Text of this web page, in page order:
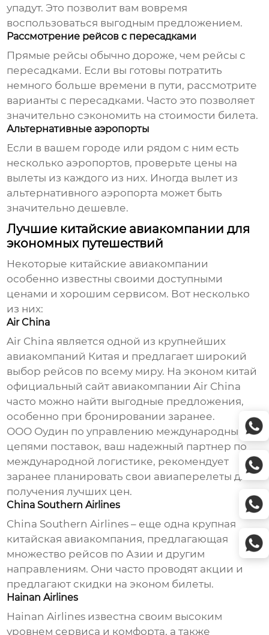
упадут. Это позволит вам вовремя
воспользоваться выгодным предложением.
Рассмотрение рейсов с пересадками
Прямые рейсы обычно дороже, чем рейсы с
пересадками. Если вы готовы потратить
немного больше времени в пути, рассмотрите
варианты с пересадками. Часто это позволяет
значительно сэкономить на стоимости билета.
Альтернативные аэропорты
Если в вашем городе или рядом с ним есть
несколько аэропортов, проверьте цены на
вылеты из каждого из них. Иногда вылет из
альтернативного аэропорта может быть
значительно дешевле.
Лучшие китайские авиакомпании для
экономных путешествий
Некоторые китайские авиакомпании
особенно известны своими доступными
ценами и хорошим сервисом. Вот несколько
из них:
Air China
Air China является одной из крупнейших
авиакомпаний Китая и предлагает широкий
выбор рейсов по всему миру. Наэконом китай
официальный сайт авиакомпании Air China
часто можно найти выгодные предложения,
особенно при бронировании заранее.
ООО Оудин по управлению международными
цепями поставок, ваш надежный партнер по
международной логистике, рекомендует
заранее планировать свои авиаперелеты для
получения лучших цен.
China Southern Airlines
China Southern Airlines – еще одна крупная
китайская авиакомпания, предлагающая
множество рейсов по Азии и другим
направлениям. Они часто проводят акции и
предлагают скидки наэконом билеты.
Hainan Airlines
Hainan Airlines известна своим высоким
уровнем сервиса и комфорта, а также